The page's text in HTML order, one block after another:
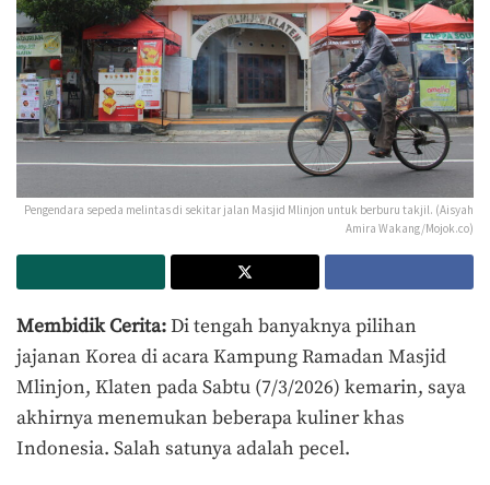
Pengendara sepeda melintas di sekitar jalan Masjid Mlinjon untuk berburu takjil. (Aisyah
Amira Wakang/Mojok.co)
Membidik Cerita:Di tengah banyaknya pilihan
jajanan Korea di acara Kampung Ramadan Masjid
Mlinjon, Klaten pada Sabtu (7/3/2026) kemarin, saya
akhirnya menemukan beberapa kuliner khas
Indonesia. Salah satunya adalah pecel.